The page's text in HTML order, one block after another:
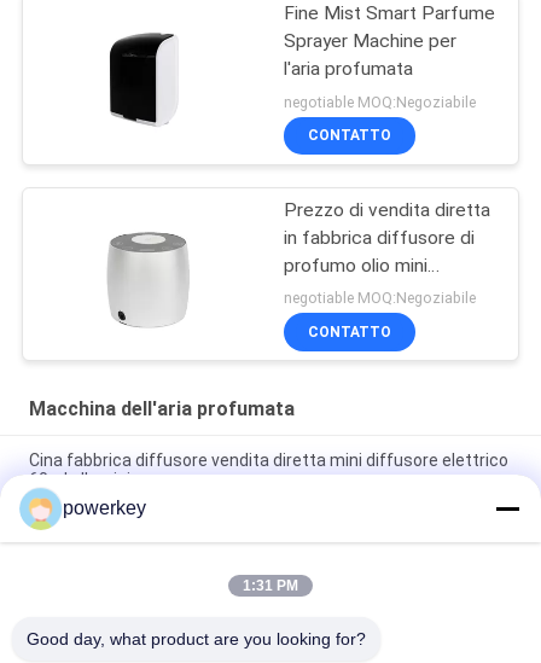
Fine Mist Smart Parfume
Sprayer Machine per
l'aria profumata
negotiable MOQ:Negoziabile
CONTATTO
Prezzo di vendita diretta
in fabbrica diffusore di
profumo olio mini
diffusore 60ml alluminio
negotiable MOQ:Negoziabile
CONTATTO
Macchina dell'aria profumata
Cina fabbrica diffusore vendita diretta mini diffusore elettrico
60ml alluminio
Fabbrica prezzo di vendita diretta olio essenziale di aroma
mini diffusore 60ml alluminio
100 ml di diffusore di olio essenziale di alta qualità
powerkey
1:31 PM
Good day, what product are you looking for?